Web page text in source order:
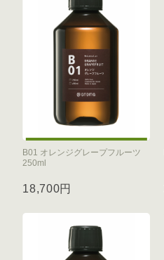
B01 オレンジグレープフルーツ
250ml
18,700円